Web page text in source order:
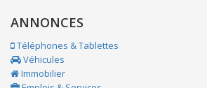
ANNONCES
Téléphones & Tablettes
Véhicules
Immobilier